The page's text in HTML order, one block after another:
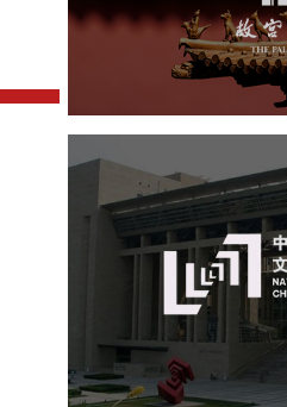
文化艺术 博
博物馆网站建设
万能专题
中国科学
机构组织 网
博物馆展厅设计
展厅空间设计
北
企业展厅设计